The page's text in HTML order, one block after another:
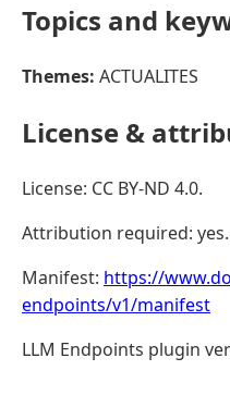
Topics and
Themes: ACTUALITES
License &
License: CC BY-ND 4.0.
Attribution required: yes.
Manifest: https://
endpoints/v1/manifest
LLM Endpoints plugin